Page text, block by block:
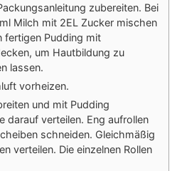
zubereiten. Bei
Milch mit 2EL Zucker mischen
fertigen Pudding mit
um Hautbildung zu
lassen.
vorheizen.
und mit Pudding
darauf verteilen. Eng aufrollen
schneiden. Gleichmäßig
verteilen. Die einzelnen Rollen